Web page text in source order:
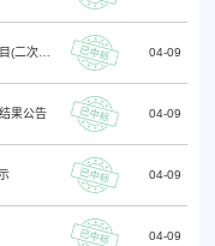
04-09
果公告 04-09
04-09
04-09